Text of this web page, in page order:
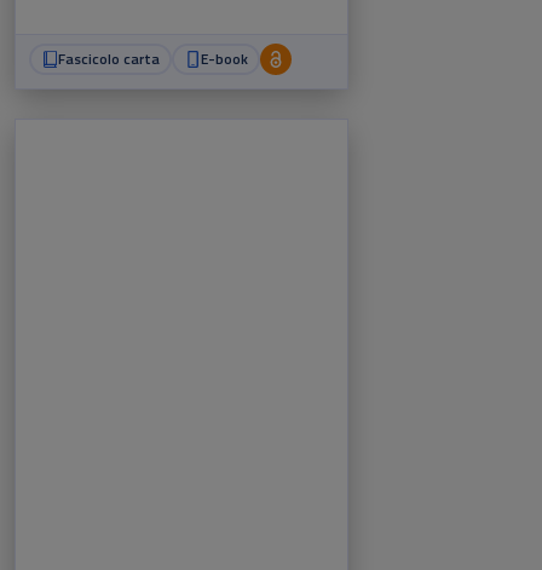
Fascicolo carta E-book